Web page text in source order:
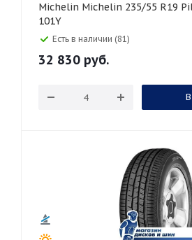
Michelin Michelin 235/55 R19 Pilot Sport 4 SUV
101Y
Есть в наличии (81)
32 830 руб.